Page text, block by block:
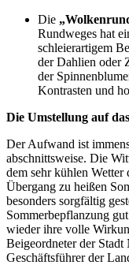
Die
Rundweges hat
schleierartigem
der Dahlien oder
der
Kontrasten und
Die Umstellung auf
Der Aufwand ist
abschnittsweise. Die
dem sehr kühlen Wetter
Übergang zu heißen
besonders sorgfältig
Sommerbepflanzung
wieder ihre volle
Beigeordneter der
Geschäftsführer der